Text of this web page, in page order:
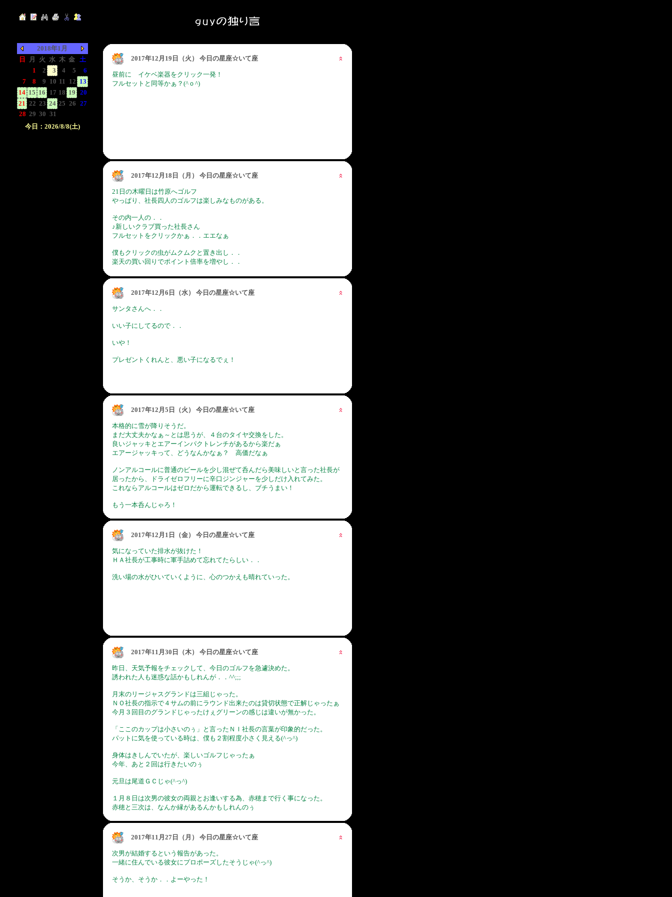
2018年1月
日
月 火 水 木 金 土
1 2 3 4 5
6
7
8 9 10 11 12 13
14 15 16 17 18 19
20
21 22 23 24 25 26 27
28 29 30 31
今日：2026/8/8(土)
2017年12月19日（火） 今日の星座☆いて座
昼前に イケベ楽器をクリック一発！
フルセットと同等かぁ？(^ｏ^)
2017年12月18日（月） 今日の星座☆いて座
21日の木曜日は竹原へゴルフ
やっぱり、社長四人のゴルフは楽しみなものがある。
その内一人の．．
♪新しいクラブ買った社長さん
フルセットをクリックかぁ．．エエなぁ
僕もクリックの虫がムクムクと置き出し．．
楽天の買い回りでポイント倍率を増やし．．
2017年12月6日（水） 今日の星座☆いて座
サンタさんへ．．
いい子にしてるので．．
いや！
プレゼントくれんと、悪い子になるでぇ！
2017年12月5日（火） 今日の星座☆いて座
本格的に雪が降りそうだ。
まだ大丈夫かなぁ～とは思うが、４台のタイヤ交換をした。
良いジャッキとエアーインパクトレンチがあるから楽だぁ
エアージャッキって、どうなんかなぁ？ 高価だなぁ
ノンアルコールに普通のビールを少し混ぜて呑んだら美味しいと言った社長が
居ったから、ドライゼロフリーに辛口ジンジャーを少しだけ入れてみた。
これならアルコールはゼロだから運転できるし、ブチうまい！
もう一本呑んじゃろ！
2017年12月1日（金） 今日の星座☆いて座
気になっていた排水が抜けた！
ＨＡ社長が工事時に軍手詰めて忘れてたらしい．．
洗い場の水がひいていくように、心のつかえも晴れていった。
2017年11月30日（木） 今日の星座☆いて座
昨日、天気予報をチェックして、今日のゴルフを急遽決めた。
誘われた人も迷惑な話かもしれんが．．^^;;;
月末のリージャスグランドは三組じゃった。
ＮＯ社長の指示で４サムの前にラウンド出来たのは貸切状態で正解じゃったぁ
今月３回目のグランドじゃったけぇグリーンの感じは違いが無かった。
「ここのカップは小さいのぅ」と言ったＮＩ社長の言葉が印象的だった。
パットに気を使っている時は、僕も２割程度小さく見える(^っ^)
身体はきしんでいたが、楽しいゴルフじゃったぁ
今年、あと２回は行きたいのぅ
元旦は尾道ＧＣじゃ(^っ^)
１月８日は次男の彼女の両親とお逢いする為、赤穂まで行く事になった。
赤穂と三次は、なんか縁があるんかもしれんのぅ
2017年11月27日（月） 今日の星座☆いて座
次男が結婚するという報告があった。
一緒に住んでいる彼女にプロポーズしたそうじゃ(^っ^)
そうか、そうか．．よーやった！